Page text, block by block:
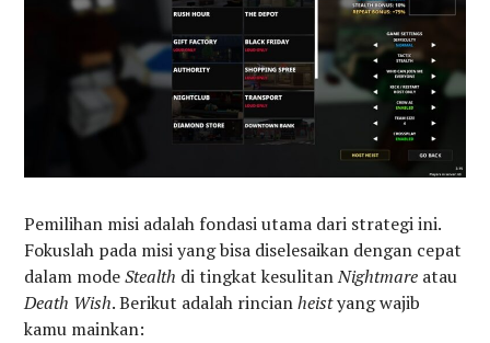
Pemilihan misi adalah fondasi utama dari strategi ini.
Fokuslah pada misi yang bisa diselesaikan dengan cepat
dalam modeStealth di tingkat kesulitanNightmare atau
Death Wish. Berikut adalah rincianheistyang wajib
kamu mainkan: